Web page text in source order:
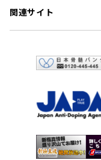
関連サイト